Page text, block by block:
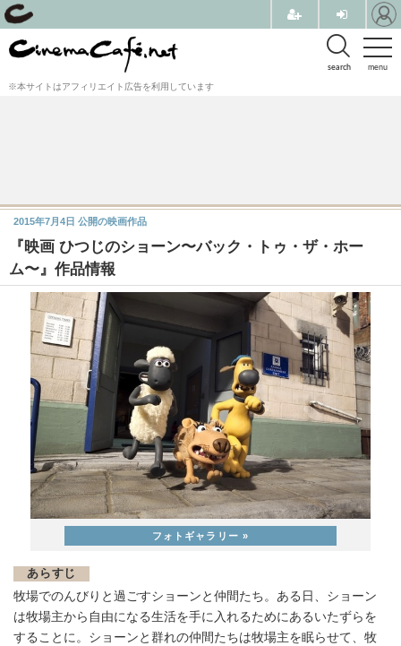
menu
search
※本サイトはアフィリエイト広告を利用しています
『映画 ひつじのショーン〜バック・トゥ・ザ・ホー
ム〜』作品情報
2015年7月4日 公開の映画作品
あらすじ
牧場でのんびりと過ごすショーンと仲間たち。ある日、ショーン
は牧場主から自由になる生活を手に入れるためにあるいたずらを
することに。ショーンと群れの仲間たちは牧場主を眠らせて、牧